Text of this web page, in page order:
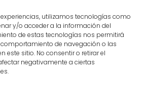
utilizamos tecnologías como
y/o acceder a la información del
de estas tecnologías nos permitirá
de navegación o las
este sitio. No consentir o retirar el
negativamente a ciertas